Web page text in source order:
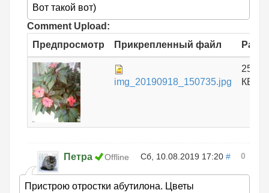
Вот такой вот)
Comment Upload:
Предпросмотр
Прикрепленный файл
img_20190918_150735.jpg
КБ
Петра Offline Сб, 10.08.2019 17:20 # 0
Пристрою отростки абутилона. Цветы